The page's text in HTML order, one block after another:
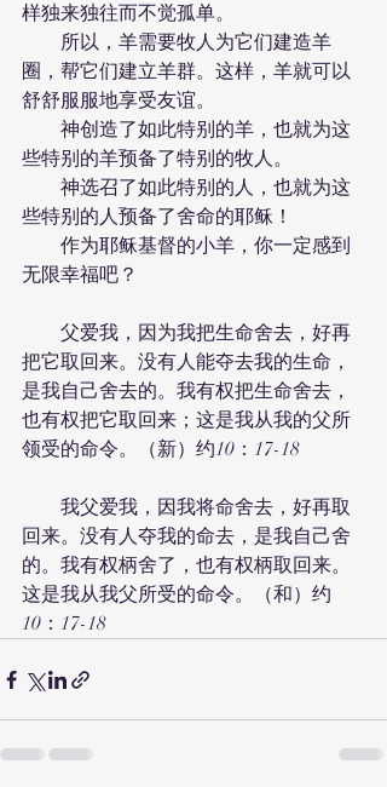
样独来独往而不觉孤单。
所以，羊需要牧人为它们建造羊
圈，帮它们建立羊群。这样，羊就可以
舒舒服服地享受友谊。
神创造了如此特别的羊，也就为这
些特别的羊预备了特别的牧人。
神选召了如此特别的人，也就为这
些特别的人预备了舍命的耶稣！
作为耶稣基督的小羊，你一定感到
无限幸福吧？
父爱我，因为我把生命舍去，好再
把它取回来。没有人能夺去我的生命，
是我自己舍去的。我有权把生命舍去，
也有权把它取回来；这是我从我的父所
领受的命令。（新）约10：17-18
我父爱我，因我将命舍去，好再取
回来。没有人夺我的命去，是我自己舍
的。我有权柄舍了，也有权柄取回来。
这是我从我父所受的命令。（和）约
10：17-18